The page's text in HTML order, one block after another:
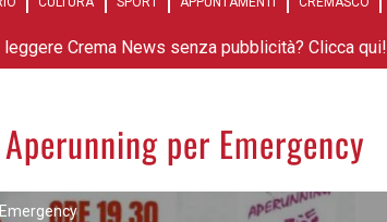
leggere Crema News senza pubblicità? Clicca qui!
per Emergency